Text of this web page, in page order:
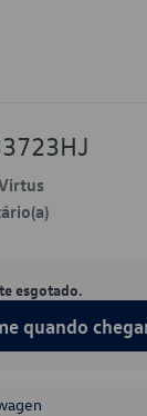
esgotado.
quando